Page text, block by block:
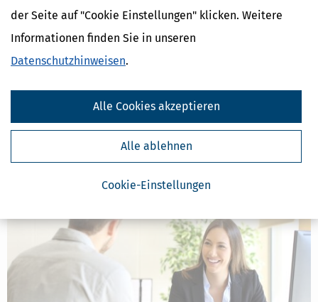
der Seite auf "Cookie Einstellungen" klicken. Weitere
Informationen finden Sie in unseren
Datenschutzhinweisen.
Cookie-Einstellungen
Alle ablehnen
Alle Cookies akzeptieren
Doppelte Haushaltsführung: BFH-Urteil zum eigenen Hausstand
am Wohnort
neben der Zweitwohnung am Beschäftigungsort einen eigenen
Hausstand an Ihrem Lebensmittelpunkt unterhalten – die
Hauptwohnung. Vor allem bei alleinstehenden Arbeitnehmern